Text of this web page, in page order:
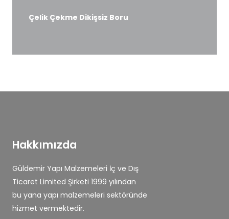
Çelik Çekme Dikişsiz Boru
Hakkımızda
Güldemir Yapı Malzemeleri İç ve Dış
Ticaret Limited Şirketi 1999 yılından
bu yana yapı malzemeleri sektöründe
hizmet vermektedir.